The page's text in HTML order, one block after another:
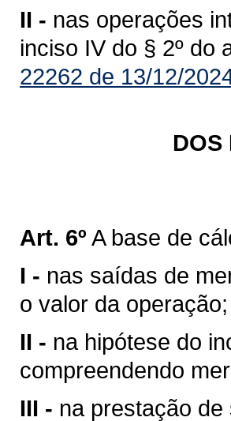
II - nas operações
inciso IV do § 2º do
22262 de 13/12/
DOS
Art. 6º A base de
I - nas saídas de
o valor da operação;
II - na hipótese do
compreendendo
III - na prestação